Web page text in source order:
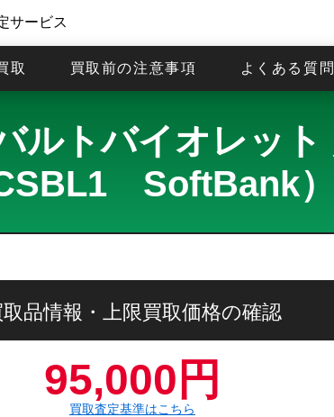
サービス
取 買取前の注意事項 よくある質
ルトバイオレット
SoftBank
取品情報・上限買取価格の確認
95,000円
買取査定基準はこちら